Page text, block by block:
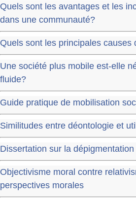
Quels sont les avantages et les
dans une communauté?
Quels sont les principales causes
Une société plus mobile est-elle
fluide?
Guide pratique de mobilisation
Similitudes entre déontologie et
Dissertation sur la dépigmentation
Objectivisme moral contre
perspectives morales